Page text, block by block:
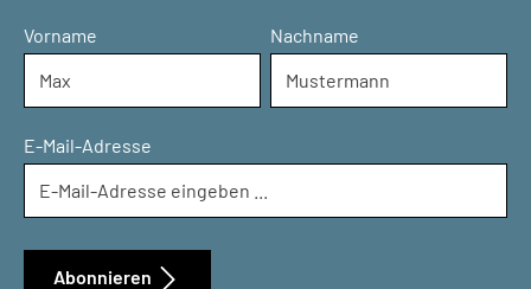
Vorname Nachname
E-Mail-Adresse
Abonnieren